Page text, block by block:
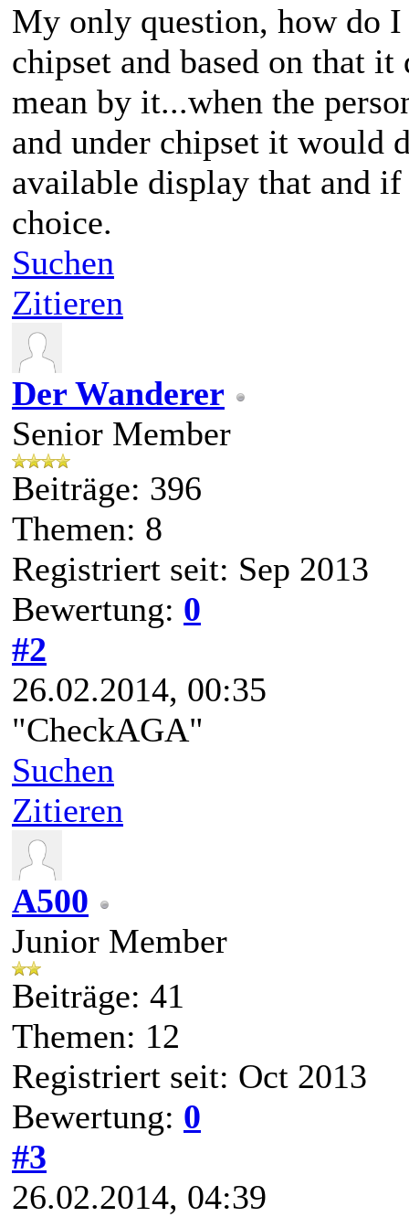
My only question, how do
chipset and based on that
mean by it...when the
and under chipset it would
available display that and
choice.
Suchen
Zitieren
Der Wanderer
Senior Member
Beiträge: 396
Themen: 8
Registriert seit: Sep 2013
Bewertung: 0
#2
26.02.2014, 00:35
"CheckAGA"
Suchen
Zitieren
A500
Junior Member
Beiträge: 41
Themen: 12
Registriert seit: Oct 2013
Bewertung: 0
#3
26.02.2014, 04:39